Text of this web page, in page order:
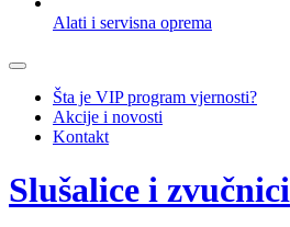
Alati i servisna oprema
Šta je VIP program vjernosti?
Akcije i novosti
Kontakt
Slušalice i zvučnici